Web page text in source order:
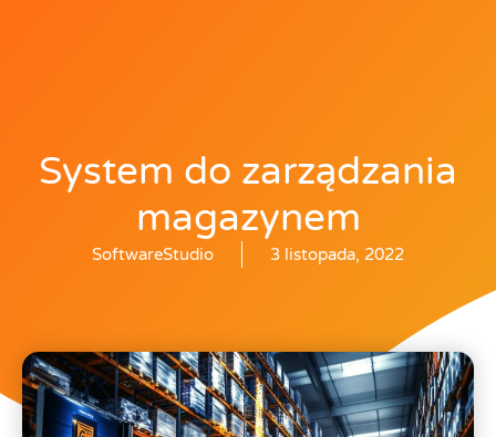
System do zarządzania
magazynem
SoftwareStudio 3 listopada, 2022